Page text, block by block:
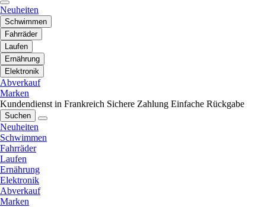
Neuheiten
Schwimmen
Fahrräder
Laufen
Ernährung
Elektronik
Abverkauf
Marken
Kundendienst in Frankreich Sichere Zahlung Einfache Rückgabe
Suchen
Neuheiten
Schwimmen
Fahrräder
Laufen
Ernährung
Elektronik
Abverkauf
Marken